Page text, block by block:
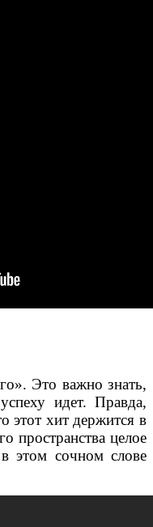
Это важно знать,
идет. Правда,
этот хит держится в
пространства целое
этом сочном слове